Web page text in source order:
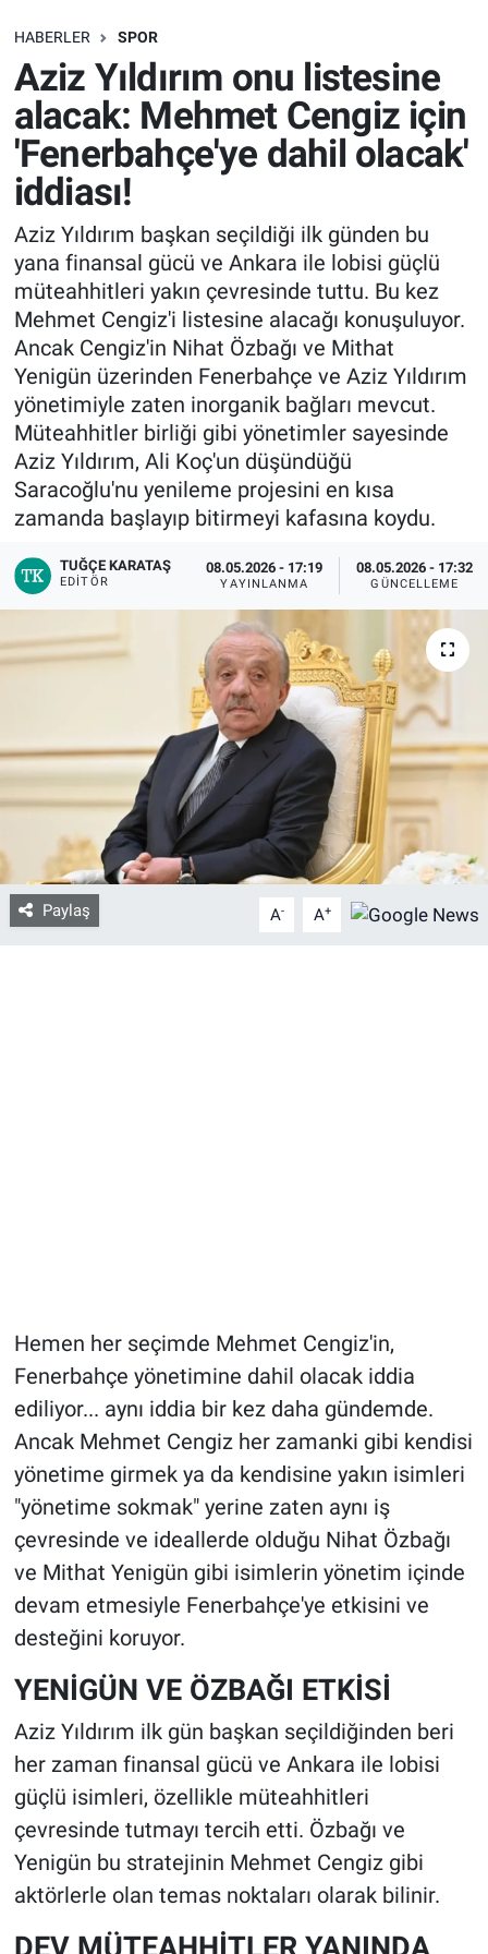
HABERLER SPOR
Aziz Yıldırım onu listesine
alacak: Mehmet Cengiz için
'Fenerbahçe'ye dahil olacak'
iddiası!
Aziz Yıldırım başkan seçildiği ilk günden bu
yana finansal gücü ve Ankara ile lobisi güçlü
müteahhitleri yakın çevresinde tuttu. Bu kez
Mehmet Cengiz'i listesine alacağı konuşuluyor.
Ancak Cengiz'in Nihat Özbağı ve Mithat
Yenigün üzerinden Fenerbahçe ve Aziz Yıldırım
yönetimiyle zaten inorganik bağları mevcut.
Müteahhitler birliği gibi yönetimler sayesinde
Aziz Yıldırım, Ali Koç'un düşündüğü
Saracoğlu'nu yenileme projesini en kısa
zamanda başlayıp bitirmeyi kafasına koydu.
TUĞÇE KARATAŞ
EDITÖR
08.05.2026 - 17:19
YAYINLANMA
08.05.2026 - 17:32
GÜNCELLEME
Paylaş A- A+
Hemen her seçimde Mehmet Cengiz'in,
Fenerbahçe yönetimine dahil olacak iddia
ediliyor... aynı iddia bir kez daha gündemde.
Ancak Mehmet Cengiz her zamanki gibi kendisi
yönetime girmek ya da kendisine yakın isimleri
"yönetime sokmak" yerine zaten aynı iş
çevresinde ve ideallerde olduğu Nihat Özbağı
ve Mithat Yenigün gibi isimlerin yönetim içinde
devam etmesiyle Fenerbahçe'ye etkisini ve
desteğini koruyor.
YENİGÜN VE ÖZBAĞI ETKİSİ
Aziz Yıldırım ilk gün başkan seçildiğinden beri
her zaman finansal gücü ve Ankara ile lobisi
güçlü isimleri, özellikle müteahhitleri
çevresinde tutmayı tercih etti. Özbağı ve
Yenigün bu stratejinin Mehmet Cengiz gibi
aktörlerle olan temas noktaları olarak bilinir.
SAĞLIK
EKONOMİ
EĞİTİM
ÖZEL HABER
Keşfet
ASTROLOJİ
MANŞET
RESMİ İLANLAR
İLAN
Yaşam
Gözden Kaçmasın
İletişim (Künye)